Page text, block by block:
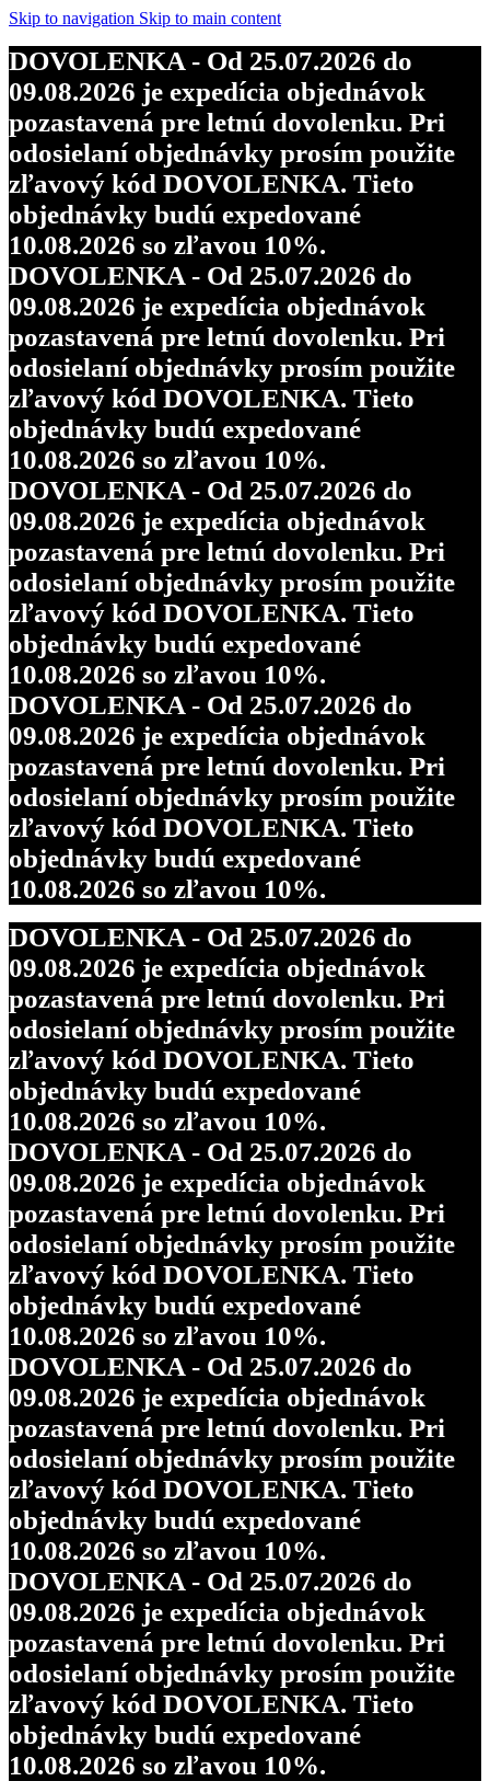
Skip to navigation Skip to main content
DOVOLENKA - Od 25.07.2026 do
09.08.2026 je expedícia objednávok
pozastavená pre letnú dovolenku. Pri
odosielaní objednávky prosím použite
zľavový kód DOVOLENKA. Tieto
objednávky budú expedované
10.08.2026 so zľavou 10%.
DOVOLENKA - Od 25.07.2026 do
09.08.2026 je expedícia objednávok
pozastavená pre letnú dovolenku. Pri
odosielaní objednávky prosím použite
zľavový kód DOVOLENKA. Tieto
objednávky budú expedované
10.08.2026 so zľavou 10%.
DOVOLENKA - Od 25.07.2026 do
09.08.2026 je expedícia objednávok
pozastavená pre letnú dovolenku. Pri
odosielaní objednávky prosím použite
zľavový kód DOVOLENKA. Tieto
objednávky budú expedované
10.08.2026 so zľavou 10%.
DOVOLENKA - Od 25.07.2026 do
09.08.2026 je expedícia objednávok
pozastavená pre letnú dovolenku. Pri
odosielaní objednávky prosím použite
zľavový kód DOVOLENKA. Tieto
objednávky budú expedované
10.08.2026 so zľavou 10%.
DOVOLENKA - Od 25.07.2026 do
09.08.2026 je expedícia objednávok
pozastavená pre letnú dovolenku. Pri
odosielaní objednávky prosím použite
zľavový kód DOVOLENKA. Tieto
objednávky budú expedované
10.08.2026 so zľavou 10%.
DOVOLENKA - Od 25.07.2026 do
09.08.2026 je expedícia objednávok
pozastavená pre letnú dovolenku. Pri
odosielaní objednávky prosím použite
zľavový kód DOVOLENKA. Tieto
objednávky budú expedované
10.08.2026 so zľavou 10%.
DOVOLENKA - Od 25.07.2026 do
09.08.2026 je expedícia objednávok
pozastavená pre letnú dovolenku. Pri
odosielaní objednávky prosím použite
zľavový kód DOVOLENKA. Tieto
objednávky budú expedované
10.08.2026 so zľavou 10%.
DOVOLENKA - Od 25.07.2026 do
09.08.2026 je expedícia objednávok
pozastavená pre letnú dovolenku. Pri
odosielaní objednávky prosím použite
zľavový kód DOVOLENKA. Tieto
objednávky budú expedované
10.08.2026 so zľavou 10%.